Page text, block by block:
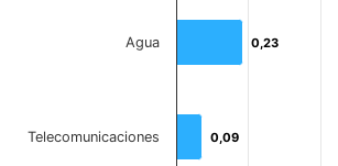
0,23
0,23
0,09
0,09
Agua
Telecomunicaciones